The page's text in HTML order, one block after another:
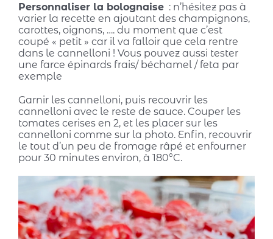
Personnaliser la bolognaise: n’hésitez pas à
varier la recette en ajoutant des champignons,
carottes, oignons, …. du moment que c’est
coupé « petit » car il va falloir que cela rentre
dans le cannelloni ! Vous pouvez aussi tester
une farce épinards frais/ béchamel / feta par
exemple
Garnir les cannelloni, puis recouvrir les
cannelloni avec le reste de sauce. Couper les
tomates cerises en 2, et les placer sur les
cannelloni comme sur la photo. Enfin, recouvrir
le tout d’un peu de fromage râpé et enfourner
pour 30 minutes environ, à 180°C.